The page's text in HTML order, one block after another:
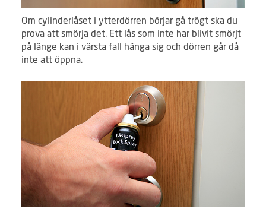
Om cylinderlåset i ytterdörren börjar gå trögt ska du
prova att smörja det. Ett lås som inte har blivit smörjt
på länge kan i värsta fall hänga sig och dörren går då
inte att öppna.